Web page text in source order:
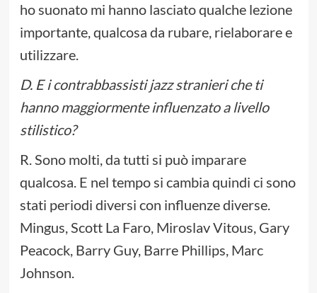
ho suonato mi hanno lasciato qualche lezione
importante, qualcosa da rubare, rielaborare e
utilizzare.
D. E i contrabbassisti jazz stranieri che ti
hanno maggiormente influenzato a livello
stilistico?
R. Sono molti, da tutti si può imparare
qualcosa. E nel tempo si cambia quindi ci sono
stati periodi diversi con influenze diverse.
Mingus, Scott La Faro, Miroslav Vitous, Gary
Peacock, Barry Guy, Barre Phillips, Marc
Johnson.